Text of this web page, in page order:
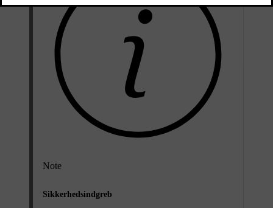
Note
Sikkerhedsindgreb